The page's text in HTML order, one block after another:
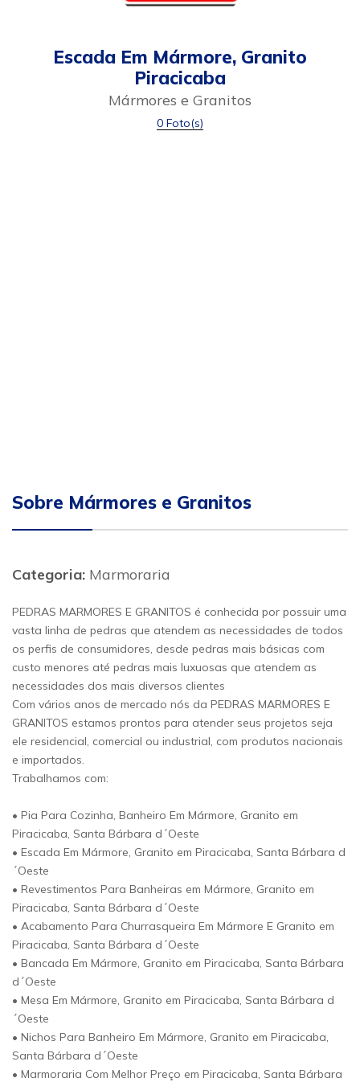
Escada Em Mármore, Granito
Piracicaba
Mármores e Granitos
0 Foto(s)
Sobre Mármores e Granitos
Categoria: Marmoraria
PEDRAS MARMORES E GRANITOS é conhecida por possuir uma
vasta linha de pedras que atendem as necessidades de todos
os perfis de consumidores, desde pedras mais básicas com
custo menores até pedras mais luxuosas que atendem as
necessidades dos mais diversos clientes
Com vários anos de mercado nós da PEDRAS MARMORES E
GRANITOS estamos prontos para atender seus projetos seja
ele residencial, comercial ou industrial, com produtos nacionais
e importados.
Trabalhamos com:
• Pia Para Cozinha, Banheiro Em Mármore, Granito em
Piracicaba, Santa Bárbara d´Oeste
• Escada Em Mármore, Granito em Piracicaba, Santa Bárbara d
´Oeste
• Revestimentos Para Banheiras em Mármore, Granito em
Piracicaba, Santa Bárbara d´Oeste
• Acabamento Para Churrasqueira Em Mármore E Granito em
Piracicaba, Santa Bárbara d´Oeste
• Bancada Em Mármore, Granito em Piracicaba, Santa Bárbara
d´Oeste
• Mesa Em Mármore, Granito em Piracicaba, Santa Bárbara d
´Oeste
• Nichos Para Banheiro Em Mármore, Granito em Piracicaba,
Santa Bárbara d´Oeste
• Marmoraria Com Melhor Preço em Piracicaba, Santa Bárbara